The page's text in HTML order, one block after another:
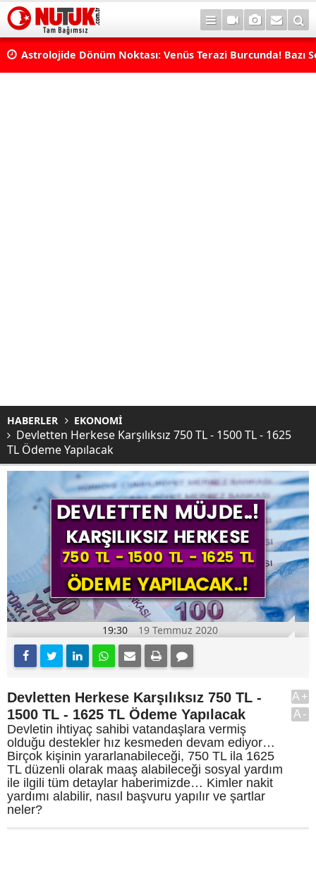
Astrolojide Dönüm Noktası: Venüs Terazi Burcunda! Bazı
HABERLER EKONOMİ
Devletten Herkese Karşılıksız 750 TL - 1500 TL - 1625
TL Ödeme Yapılacak
19:30 19 Temmuz 2020
Devletten Herkese Karşılıksız 750 TL -
1500 TL - 1625 TL Ödeme Yapılacak
Devletin ihtiyaç sahibi vatandaşlara vermiş
olduğu destekler hız kesmeden devam ediyor…
Birçok kişinin yararlanabileceği, 750 TL ila 1625
TL düzenli olarak maaş alabileceği sosyal yardım
ile ilgili tüm detaylar haberimizde… Kimler nakit
yardımı alabilir, nasıl başvuru yapılır ve şartlar
neler?
A+
A-